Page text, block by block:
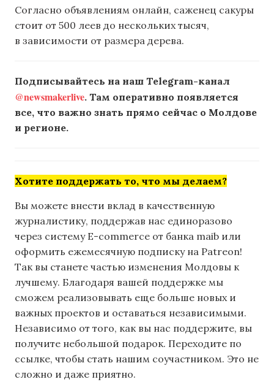
Согласно объявлениям онлайн, саженец сакуры
стоит от 500 леев до нескольких тысяч,
в зависимости от размера дерева.
Подписывайтесь на наш Telegram-канал
@newsmakerlive. Там оперативно появляется
все, что важно знать прямо сейчас о Молдове
и регионе.
Хотите поддержать то, что мы делаем?
Вы можете внести вклад в качественную
журналистику, поддержав нас единоразово
через систему E-commerce от банка maib или
оформить ежемесячную подписку на Patreon!
Так вы станете частью изменения Молдовы к
лучшему. Благодаря вашей поддержке мы
сможем реализовывать еще больше новых и
важных проектов и оставаться независимыми.
Независимо от того, как вы нас поддержите, вы
получите небольшой подарок. Переходите по
ссылке, чтобы стать нашим соучастником. Это не
сложно и даже приятно.